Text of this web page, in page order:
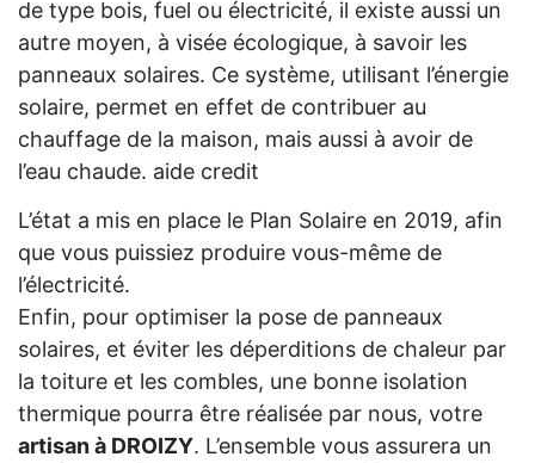
de type bois, fuel ou électricité, il existe aussi un
autre moyen, à visée écologique, à savoir les
panneaux solaires. Ce système, utilisant l’énergie
solaire, permet en effet de contribuer au
chauffage de la maison, mais aussi à avoir de
l’eau chaude. aide credit
L’état a mis en place le Plan Solaire en 2019, afin
que vous puissiez produire vous-même de
l’électricité.
Enfin, pour optimiser la pose de panneaux
solaires, et éviter les déperditions de chaleur par
la toiture et les combles, une bonne isolation
thermique pourra être réalisée par nous, votre
artisan à DROIZY. L’ensemble vous assurera un